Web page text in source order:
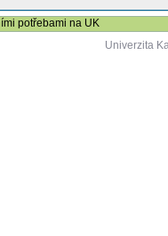
potřebami na UK
Univerzita